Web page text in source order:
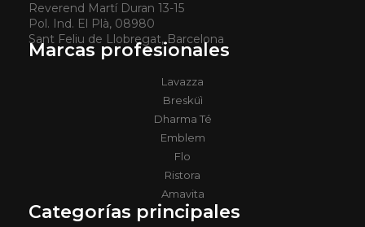
Reverend Martí Duran 13-15
Pol. Ind. El Plà, 08980
Sant Feliu de Llobregat, Barcelona
Marcas profesionales
Lavazza
Bresküì
Dharma Té
Emblem
Flo
Ristora
Amavita
Categorías principales